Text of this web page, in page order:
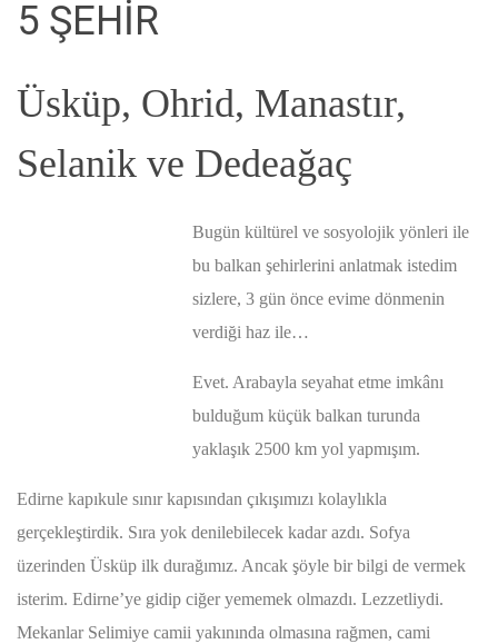
5 ŞEHİR
Üsküp, Ohrid, Manastır,
Selanik ve Dedeağaç
Bugün kültürel ve sosyolojik yönleri ile
bu balkan şehirlerini anlatmak istedim
sizlere, 3 gün önce evime dönmenin
verdiği haz ile…
Evet. Arabayla seyahat etme imkânı
bulduğum küçük balkan turunda
yaklaşık 2500 km yol yapmışım.
Edirne kapıkule sınır kapısından çıkışımızı kolaylıkla
gerçekleştirdik. Sıra yok denilebilecek kadar azdı. Sofya
üzerinden Üsküp ilk durağımız. Ancak şöyle bir bilgi de vermek
isterim. Edirne’ye gidip ciğer yememek olmazdı. Lezzetliydi.
Mekanlar Selimiye camii yakınında olmasına rağmen, cami